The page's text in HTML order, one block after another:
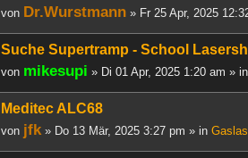
von Dr.Wurstmann » Fr 25 Apr, 2025
Suche Supertramp - School
von mikesupi » Di 01 Apr, 2025 1:20 am » in
Meditec ALC68
von jfk » Do 13 Mär, 2025 3:27 pm » in